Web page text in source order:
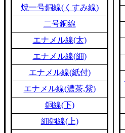
焼一号銅線(くすみ線)
二号銅線
エナメル線(太)
エナメル線(細)
エナメル線(紙付)
エナメル線(濃茶,紫)
銅線(下)
細銅線(上)